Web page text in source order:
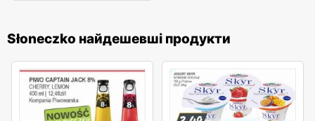
Słoneczko найдешевші продукти